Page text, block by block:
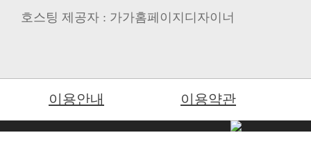
호스팅 제공자 : 가가홈페이지디자이너
이용안내 이용약관